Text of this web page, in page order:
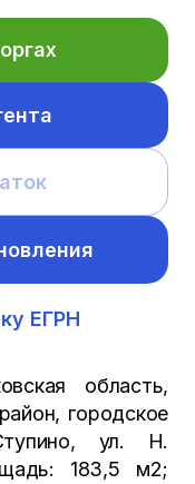
ЕГРН
область,
городское
ул. Н.
183,5 м2;